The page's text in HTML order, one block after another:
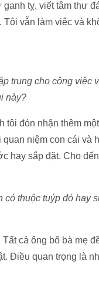
tỵ, viết tâm thư
vẫn làm việc và
trung cho công việc
này?
tôi đón nhận thêm
niệm con cái và
hay sắp đặt. Cho
thuộc tuýp đó hay
cả ông bố bà mẹ
Điều quan trọng là